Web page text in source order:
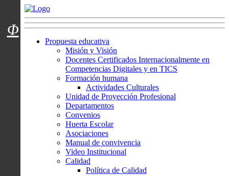
Menú usuarios
Propuesta educativa
Misión y Visión
Docentes Certificados Internacionalmente en
Competencias Digitales y en TICS
Formación humana
Actividades Culturales
Unidad de Proyección Profesional
Departamentos
Convenios
Huerta Escolar
Asociaciones
Manual de convivencia
Video Institucional
Calidad
Política de Calidad
Φ